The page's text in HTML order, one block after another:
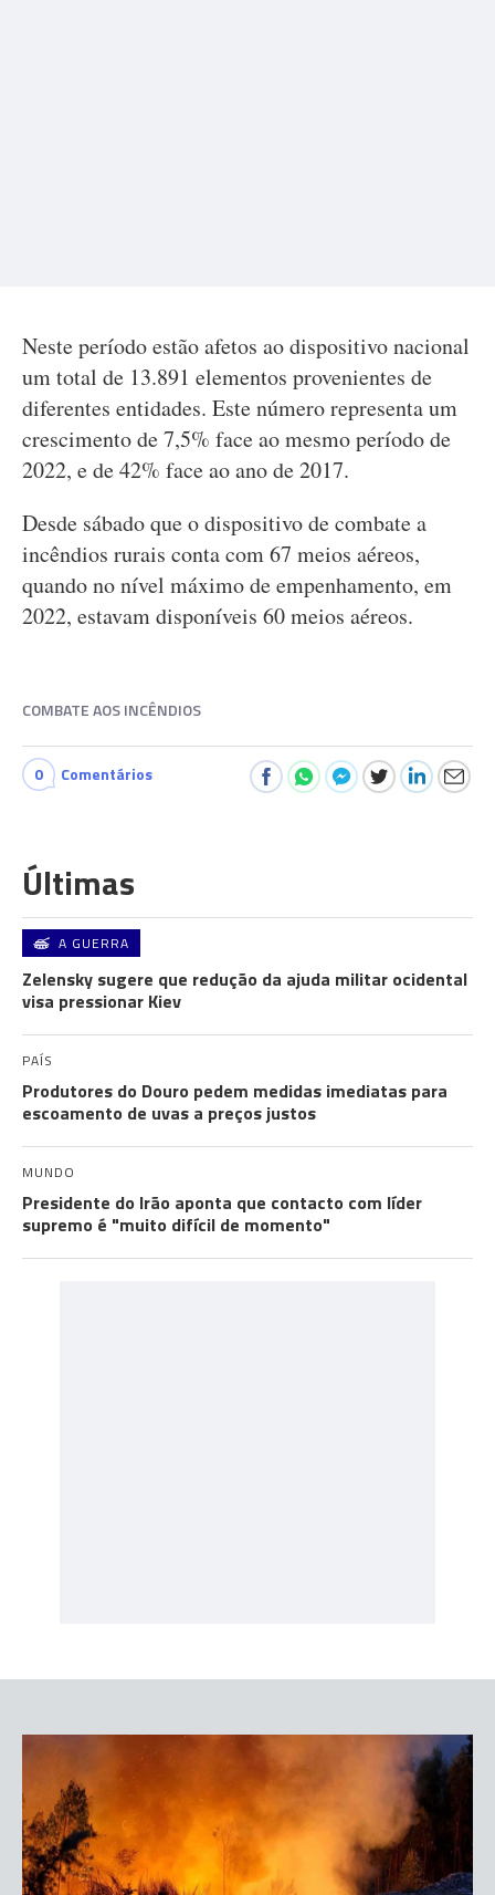
Neste período estão afetos ao dispositivo nacional
um total de 13.891 elementos provenientes de
diferentes entidades. Este número representa um
crescimento de 7,5% face ao mesmo período de
2022, e de 42% face ao ano de 2017.
Desde sábado que o dispositivo de combate a
incêndios rurais conta com 67 meios aéreos,
quando no nível máximo de empenhamento, em
2022, estavam disponíveis 60 meios aéreos.
COMBATE AOS INCÊNDIOS
0 Comentários
Últimas
A GUERRA
Zelensky sugere que redução da ajuda militar ocidental
visa pressionar Kiev
PAÍS
Produtores do Douro pedem medidas imediatas para
escoamento de uvas a preços justos
MUNDO
Presidente do Irão aponta que contacto com líder
supremo é "muito difícil de momento"